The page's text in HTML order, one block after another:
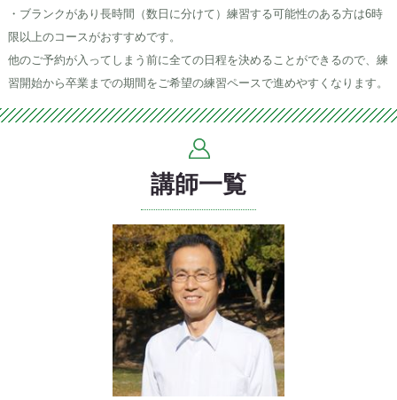
・ブランクがあり長時間（数日に分けて）練習する可能性のある方は6時
限以上のコースがおすすめです。
他のご予約が入ってしまう前に全ての日程を決めることができるので、練
習開始から卒業までの期間をご希望の練習ペースで進めやすくなります。
講師一覧